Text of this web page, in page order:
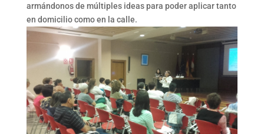
armándonos de múltiples ideas para poder aplicar tanto
en domicilio como en la calle.